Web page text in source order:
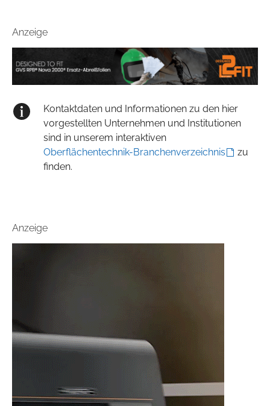
Anzeige
Kontaktdaten und Informationen zu den hier
vorgestellten Unternehmen und Institutionen
sind in unserem interaktiven
Oberflächentechnik-Branchenverzeichnis
zu
finden.
Anzeige